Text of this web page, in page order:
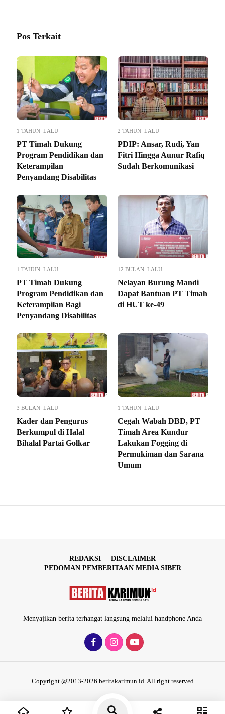
Pos Terkait
1 TAHUN LALU
PT Timah Dukung
Program Pendidikan dan
Keterampilan
Penyandang Disabilitas
2 TAHUN LALU
PDIP: Ansar, Rudi, Yan
Fitri Hingga Aunur Rafiq
Sudah Berkomunikasi
1 TAHUN LALU
PT Timah Dukung
Program Pendidikan dan
Keterampilan Bagi
Penyandang Disabilitas
12 BULAN LALU
Nelayan Burung Mandi
Dapat Bantuan PT Timah
di HUT ke-49
3 BULAN LALU
Kader dan Pengurus
Berkumpul di Halal
Bihalal Partai Golkar
1 TAHUN LALU
Cegah Wabah DBD, PT
Timah Area Kundur
Lakukan Fogging di
Permukiman dan Sarana
Umum
REDAKSI
DISCLAIMER
PEDOMAN PEMBERITAAN MEDIA SIBER
Menyajikan berita terhangat langsung melalui handphone Anda
Copyright @2013-2026 beritakarimun.id. All right reserved